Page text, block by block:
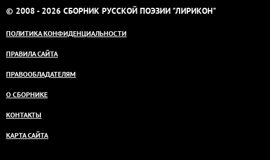
© 2008 - 2026 СБОРНИК РУССКОЙ ПОЭЗИИ "ЛИРИКОН"
ПОЛИТИКА КОНФИДЕНЦИАЛЬНОСТИ
ПРАВИЛА САЙТА
ПРАВООБЛАДАТЕЛЯМ
О СБОРНИКЕ
КОНТАКТЫ
КАРТА САЙТА